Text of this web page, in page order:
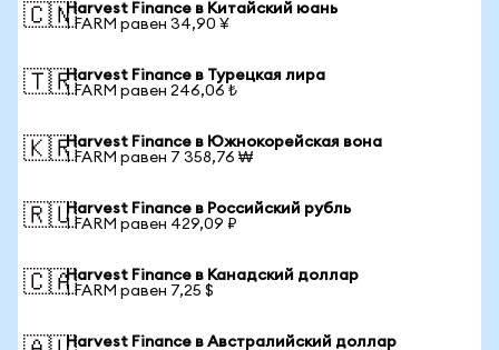
🇨🇳Harvest Finance в Китайский юань
1 FARM равен 34,90 ¥
🇹🇷Harvest Finance в Турецкая лира
1 FARM равен 246,06 ₺
🇰🇷Harvest Finance в Южнокорейская вона
1 FARM равен 7 358,76 ₩
🇷🇺Harvest Finance в Российский рубль
1 FARM равен 429,09 ₽
🇨🇦Harvest Finance в Канадский доллар
1 FARM равен 7,25 $
Harvest Finance в Австралийский доллар